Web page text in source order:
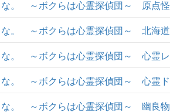
な。 ～ボクらは心霊探偵団～ 原点怪
な。 ～ボクらは心霊探偵団～ 北海
な。 ～ボクらは心霊探偵団～ 心霊レ
な。 ～ボクらは心霊探偵団～ 心霊
な。 ～ボクらは心霊探偵団～ 幽良物